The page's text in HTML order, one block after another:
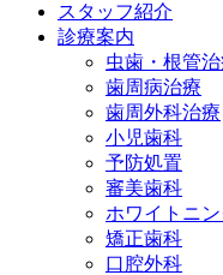
スタッフ紹介
診療案内
虫歯・根管
歯周病治療
歯周外科治療
小児歯科
予防処置
審美歯科
ホワイトニ
矯正歯科
口腔外科